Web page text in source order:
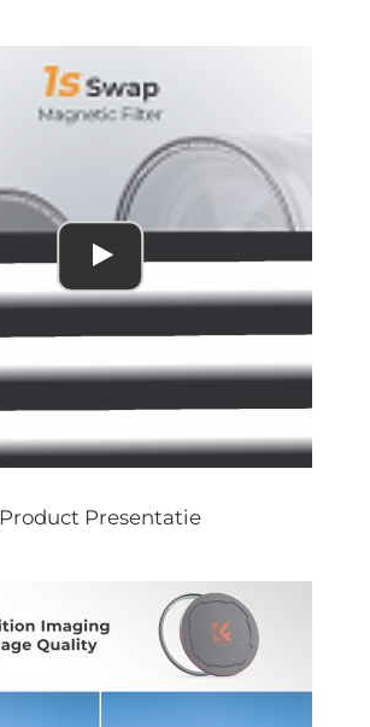
Product Presentatie